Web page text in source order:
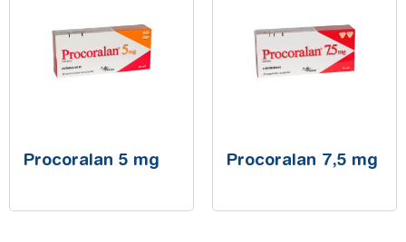
Procoralan 5 mg Procoralan 7,5 mg